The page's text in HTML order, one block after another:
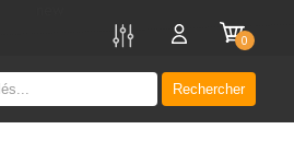
Rechercher
0